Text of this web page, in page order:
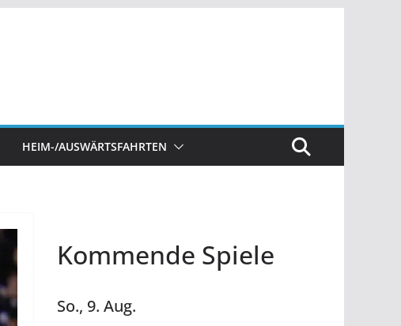
HEIM-/AUSWÄRTSFAHRTEN
Kommende Spiele
So., 9. Aug.